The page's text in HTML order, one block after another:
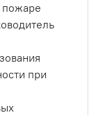
пожаре
при